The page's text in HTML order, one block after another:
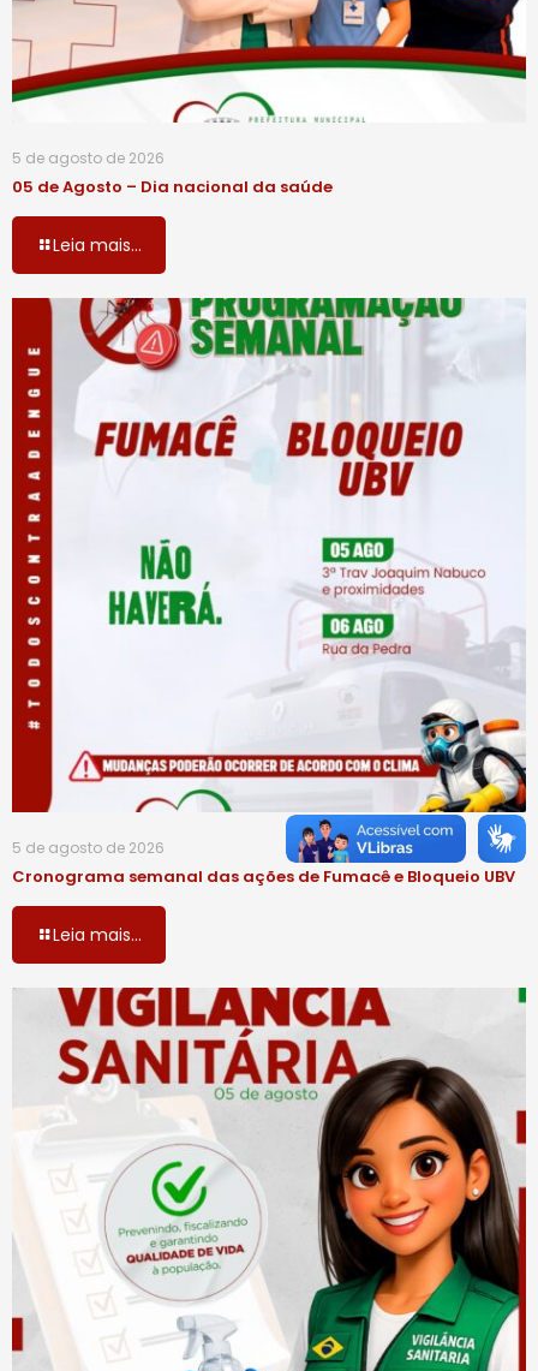
5 de agosto de 2026
05 de Agosto – Dia nacional da saúde
Leia mais...
5 de agosto de 2026
Cronograma semanal das ações de Fumacê e Bloqueio UBV
Leia mais...